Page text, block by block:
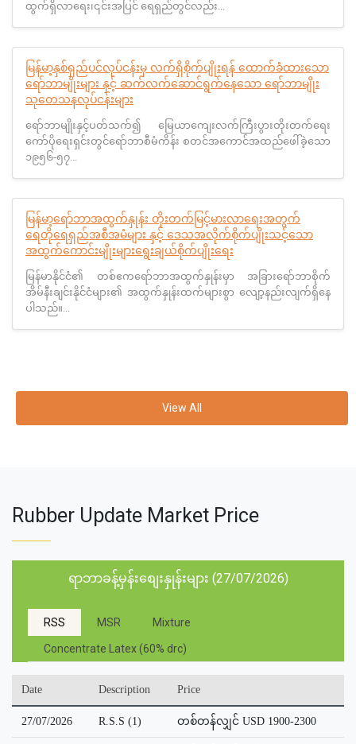
ထွက်ရှိလာရေး၊၎င်းအပြင် ရေရှည်တွင်လည်း...
မြန်မာ့နှစ်ရှည်ပင်လုပ်ငန်းမှ လက်ရှိစိုက်ပျိုးရန် ထောက်ခံထားသော
ရော်ဘာမျိုးများ နှင့် ဆက်လက်ဆောင်ရွက်နေသော ရော်ဘာမျိုး
သုတေသနလုပ်ငန်းများ
ရော်ဘာမျိုးနှင့်ပတ်သက်၍ မြေယာကျေးလက်ကြီးပွားတိုးတက်ရေး
ကော်ပိုရေးရှင်းတွင်ရော်ဘာစီမံကိန်း စတင်အကောင်အထည်ဖေါ်ခဲ့သော
၁၉၅၆-၅၇...
မြန်မာ့ရော်ဘာအထွက်နှုန်း တိုးတက်မြင့်မားလာရေးအတွက်
ရေတိုရေရှည်အစီအမံများ နှင့် ဒေသအလိုက်စိုက်ပျိုးသင့်သော
အထွက်ကောင်းမျိုးများရွေးချယ်စိုက်ပျိုးရေး
မြန်မာနိုင်ငံ၏ တစ်ဧကရော်ဘာအထွက်နှုန်းမှာ အခြားရော်ဘာစိုက်
အိမ်နီးချင်းနိုင်ငံများ၏ အထွက်နှုန်းထက်များစွာ လျော့နည်းလျက်ရှိနေ
ပါသည်။...
View All
Rubber Update Market Price
ရာဘာခန့်မှန်းစျေးနှုန်းများ (27/07/2026)
RSS MSR Mixture
Concentrate Latex (60% drc)
Date Description Price
27/07/2026 R.S.S (1) တစ်တန်လျှင် USD 1900-2300